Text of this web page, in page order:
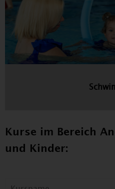
Kurse im Bereich
und Kinder: